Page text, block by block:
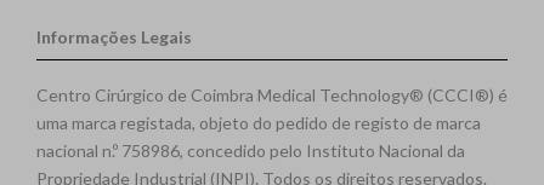
Informações Legais
Centro Cirúrgico de Coimbra Medical Technology® (CCCI®) é
uma marca registada, objeto do pedido de registo de marca
nacional n.º 758986, concedido pelo Instituto Nacional da
Propriedade Industrial (INPI). Todos os direitos reservados.